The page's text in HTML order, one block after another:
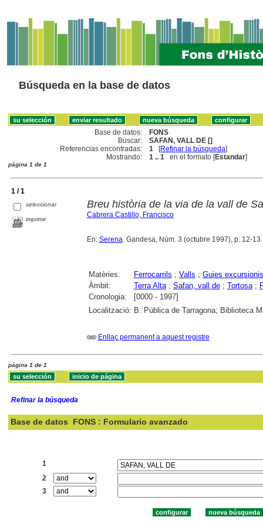
Búsqueda en la base de datos
Base de datos:
FONS
Buscar:
SAFAN, VALL DE []
Referencias encontradas:
1 [Refinar la búsqueda]
Mostrando:
1 .. 1 en el formato [Estandar]
página 1 de 1
1 / 1
seleccionar
imprimir
Breu història de la via de la vall de
Cabrera Castillo, Francisco
En: Serena. Gandesa, Núm. 3 (octubre 1997), p. 12-13
Matèries: Ferrocarrils ; Valls ; Guies
Àmbit:
Terra Alta; Safan, vall de; Tortosa;
Cronologia:
[0000 - 1997]
Localització: B. Pública de Tarragona; Biblioteca
Enllaç permanent a aquest registre
página 1 de 1
Refinar la búsqueda
Base de datos FONS : Formulario avanzado
1
2
3